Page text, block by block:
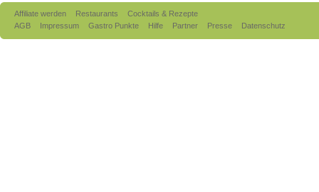
Affiliate werden Restaurants
Cocktails & Rezepte
AGB
Impressum Gastro Punkte Hilfe Partner Presse Datenschutz